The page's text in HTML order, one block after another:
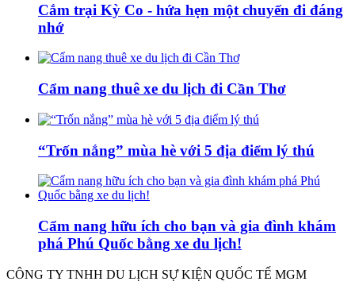
Cắm trại Kỳ Co - hứa hẹn một chuyến đi đáng
nhớ
Cẩm nang thuê xe du lịch đi Cần Thơ
“Trốn nắng” mùa hè với 5 địa điểm lý thú
Cẩm nang hữu ích cho bạn và gia đình khám
phá Phú Quốc bằng xe du lịch!
CÔNG TY TNHH DU LỊCH SỰ KIỆN QUỐC TẾ MGM